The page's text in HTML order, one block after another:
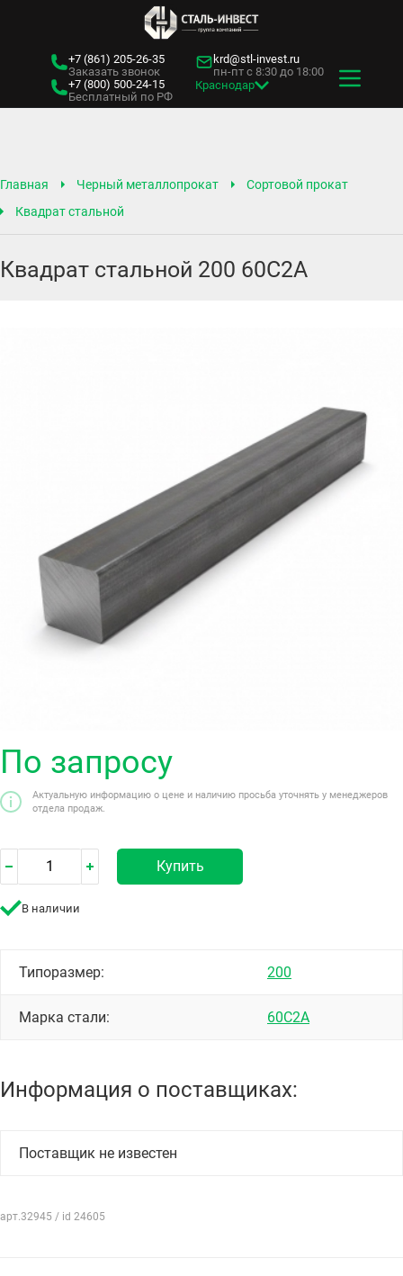
+7 (861) 205-26-35
Заказать звонок
+7 (800) 500-24-15
Бесплатный по РФ
krd@stl-invest.ru
пн-пт с 8:30 до 18:00
Краснодар
Главная Черный металлопрокат
Сортовой прокат
Квадрат стальной
Квадрат стальной 200 60С2А
По запросу
Актуальную информацию о цене и наличию просьба уточнять у менеджеров
отдела продаж.
Купить
В наличии
Типоразмер: 200
Марка стали: 60С2А
Информация о поставщиках:
Поставщик не известен
арт.32945 / id 24605